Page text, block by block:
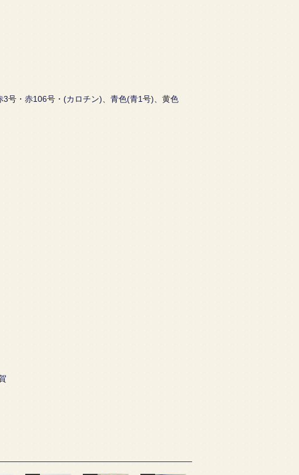
号・赤106号・(カロチン)、青色(青1号)、黄色